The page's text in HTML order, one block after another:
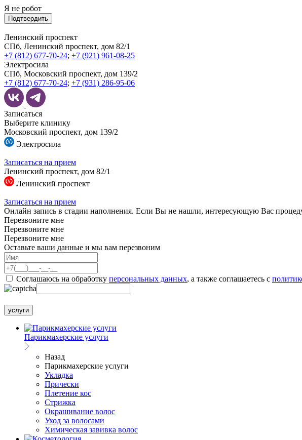
Я не робот
Подтвердить
Ленинский проспект
СПб, Ленинский проспект, дом 82/1
+7 (812) 677-70-24; +7 (921) 961-08-25
Электросила
СПб, Московский проспект, дом 139/2
+7 (812) 677-70-24; +7 (931) 286-95-06
Записаться
Выберите клинику
Московский проспект, дом 139/2
Электросила
Записаться на прием
Ленинский проспект, дом 82/1
Ленинский проспект
Записаться на прием
Онлайн запись в стадии наполнения. Если Вы не нашли, интересующую Вас
Перезвоните мне
Перезвоните мне
Перезвоните мне
Оставьте ваши данные и мы вам перезвоним
Соглашаюсь на обработку персональных данных, а также соглашаетесь c
услуги
Парикмахерские услуги
Назад
Парикмахерские услуги
Укладка
Прически
Плетение кос
Стрижка
Окрашивание волос
Уход за волосами
Химическая завивка волос